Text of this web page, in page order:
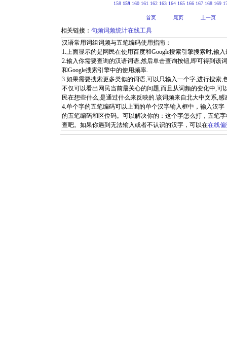
158 159 160 161 162 163 164 165 166 167 168 169
首页 尾页 上一页
相关链接： 句频词频统计在线工具
汉语常用词组词频与五笔编码使用指南：
1.上面显示的是网民在使用百度和Google搜索引擎搜索时,输
2.输入你需要查询的汉语词语,然后单击查询按钮,即可得到该
和Google搜索引擎中的使用频率.
3.如果需要搜索更多类似的词语,可以只输入一个字,进行搜索
不仅可以看出网民当前最关心的问题,而且从词频的变化中,
民在想些什么,是通过什么来反映的.该词频来自北大中文系,
4.单个字的五笔编码可以上面的单个汉字输入框中，输入汉
的五笔编码和区位码。可以解决你的：这个字怎么打，五笔
查吧。如果你遇到无法输入或者不认识的汉字，可以在在线